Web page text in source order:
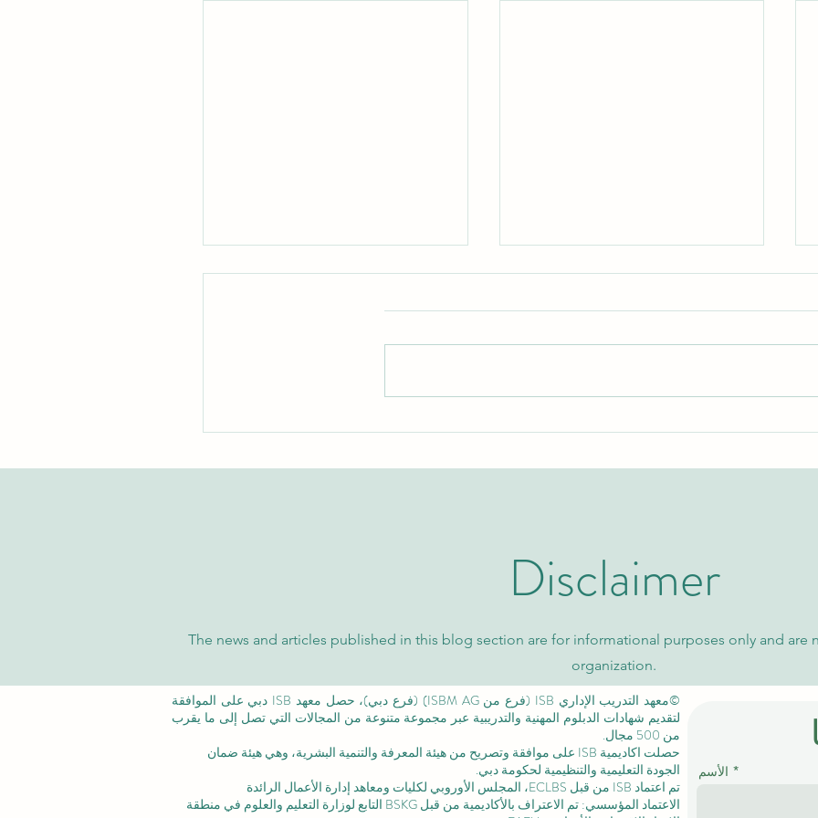
اكتشف برامج الماجستير التنفيذي
السويسرية الدولية
نظرة شاملة على تفوق الجامعة
كيو إس والتايمز العالمية
Disclaimer
The news and articles published in this blog section are for informational purposes only and
organization.
©معهد التدريب الإداري ISB (فرع من ISBM AG) (فرع دبي)، حصل معهد ISB دبي على الموافقة
لتقديم شهادات الدبلوم المهنية والتدريبية عبر مجموعة متنوعة من المجالات التي تصل إلى ما يقرب
من 500 مجال.
حصلت اكاديمية ISB على موافقة وتصريح من
هيئة المعرفة والتنمية البشرية، وهي هيئة ضمان
الجودة التعليمية والتنظيمية لحكومة دبي.
تم اعتماد ISB من قبل ECLBS،
المجلس الأوروبي لكليات ومعاهد إدارة الأعمال الرائدة
الاعتماد المؤسسي: تم الاعتراف بالأكاديمية من قبل BSKG التابع لوزارة التعليم والعلوم في منطقة
الأسم